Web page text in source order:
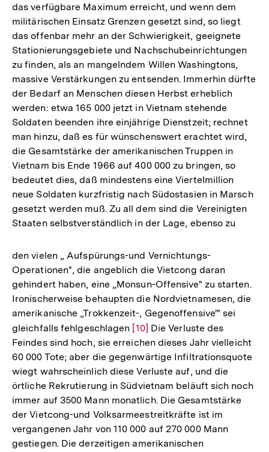
das verfügbare Maximum erreicht, und wenn dem
militärischen Einsatz Grenzen gesetzt sind, so liegt
das offenbar mehr an der Schwierigkeit, geeignete
Stationierungsgebiete und Nachschubeinrichtungen
zu finden, als an mangelndem Willen Washingtons,
massive Verstärkungen zu entsenden. Immerhin dürfte
der Bedarf an Menschen diesen Herbst erheblich
werden: etwa 165 000 jetzt in Vietnam stehende
Soldaten beenden ihre einjährige Dienstzeit; rechnet
man hinzu, daß es für wünschenswert erachtet wird,
die Gesamtstärke der amerikanischen Truppen in
Vietnam bis Ende 1966 auf 400 000 zu bringen, so
bedeutet dies, daß mindestens eine Viertelmillion
neue Soldaten kurzfristig nach Südostasien in Marsch
gesetzt werden muß. Zu all dem sind die Vereinigten
Staaten selbstverständlich in der Lage, ebenso zu
den vielen „ Aufspürungs-und Vernichtungs-
Operationen", die angeblich die Vietcong daran
gehindert haben, eine „Monsun-Offensive" zu starten.
Ironischerweise behaupten die Nordvietnamesen, die
amerikanische „Trokkenzeit-, Gegenoffensive'" sei
gleichfalls fehlgeschlagen Zur
Auflösung
der
Fußnote
[10] Die Verluste des
Feindes sind hoch, sie erreichen dieses Jahr vielleicht
60 000 Tote; aber die gegenwärtige Infiltrationsquote
wiegt wahrscheinlich diese Verluste auf, und die
örtliche Rekrutierung in Südvietnam beläuft sich noch
immer auf 3500 Mann monatlich. Die Gesamtstärke
der Vietcong-und Volksarmeestreitkräfte ist im
vergangenen Jahr von 110 000 auf 270 000 Mann
gestiegen. Die derzeitigen amerikanischen